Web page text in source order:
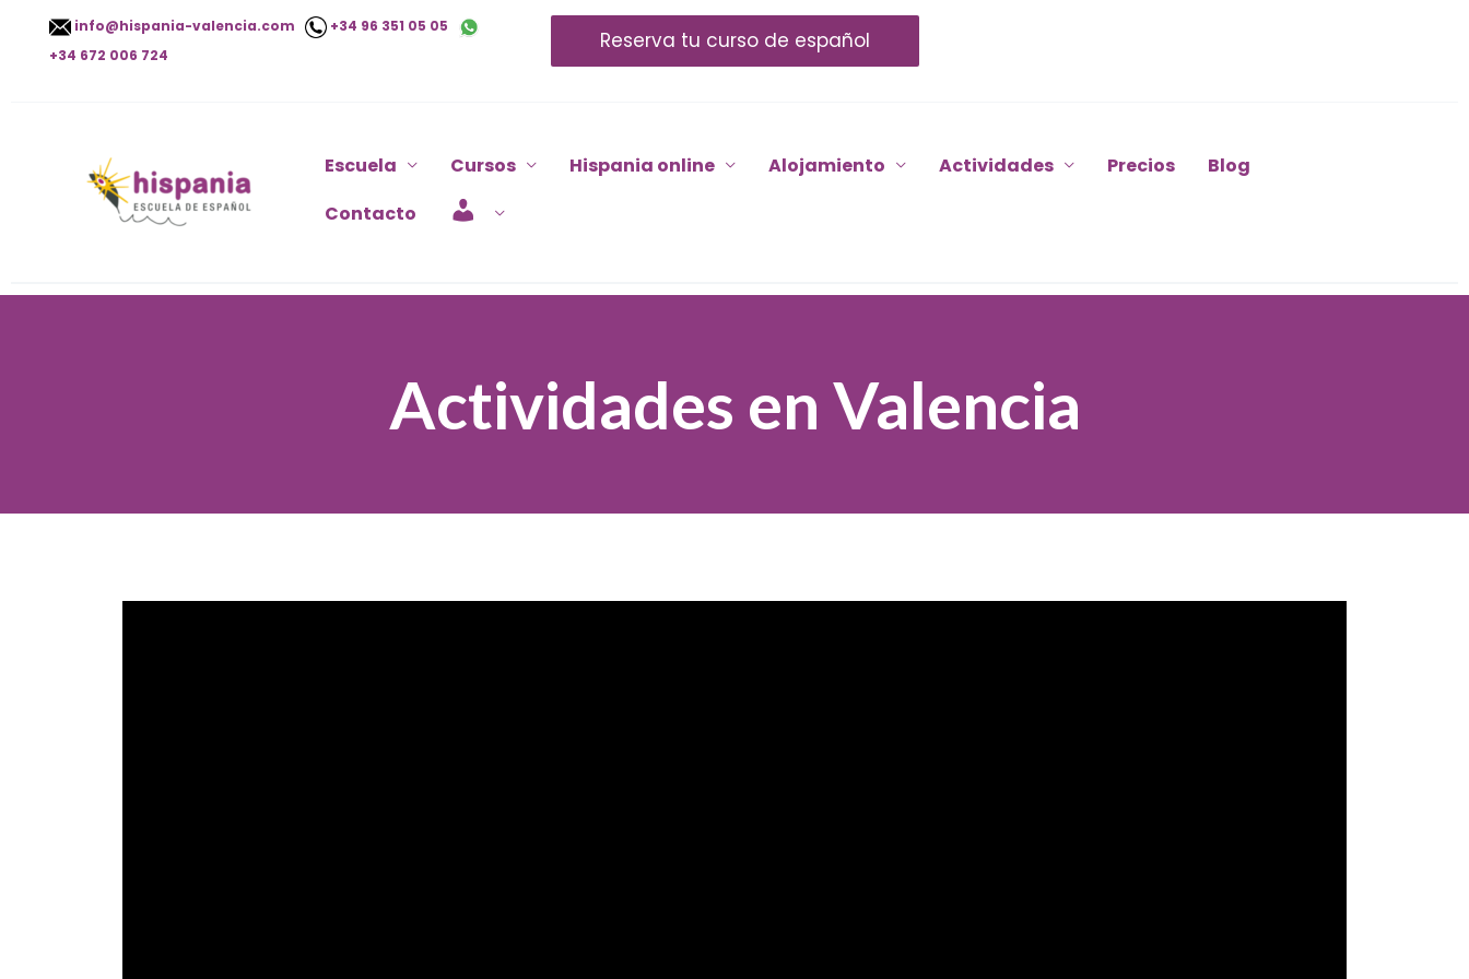
info@hispania-valencia.com
+34 96 351 05 05
+34 672 006 724
Reserva tu curso de español
Escuela Cursos Hispania online Alojamiento Actividades Precios
Blog
Contacto
Actividades en Valencia